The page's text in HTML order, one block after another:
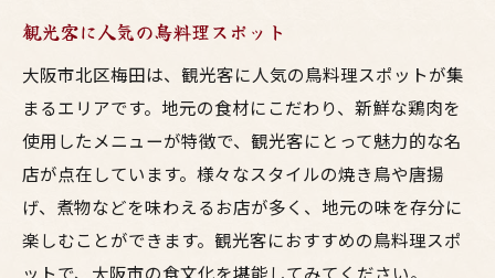
大阪ならではの鳥料理の魅力
地元民おすすめの本格鳥料理スポット
大阪市で見つけた絶品鳥料理のお店
新しいお気に入り店の発見
地元民が推薦する新店
話題の新店特集
一度は訪れたい新しい鳥料理店
観光客に人気の鳥料理スポット
大阪市北区梅田は、観光客に人気の鳥料理スポットが集
まるエリアです。地元の食材にこだわり、新鮮な鶏肉を
使用したメニューが特徴で、観光客にとって魅力的な名
店が点在しています。様々なスタイルの焼き鳥や唐揚
げ、煮物などを味わえるお店が多く、地元の味を存分に
楽しむことができます。観光客におすすめの鳥料理スポ
ットで、大阪市の食文化を堪能してみてください。